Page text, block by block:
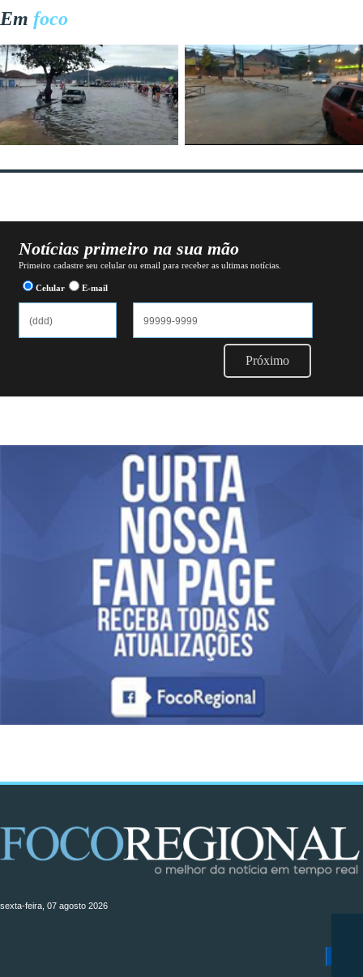
Em foco
Notícias primeiro na sua mão
Primeiro cadastre seu celular ou email para receber as ultimas notícias.
Celular E-mail
Próximo
sexta-feira, 07 agosto 2026